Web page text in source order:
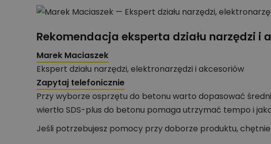
Rekomendacja eksperta działu narzędzi i
Marek Maciaszek
Ekspert działu narzędzi, elektronarzędzi i akcesoriów
Zapytaj telefonicznie
Przy wyborze osprzętu do betonu warto dopasować
wiertło SDS-plus do betonu pomaga utrzymać tempo i
Jeśli potrzebujesz pomocy przy doborze produktu,